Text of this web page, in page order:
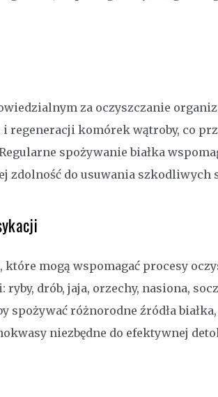
za oczyszczanie
komórek wątroby, co
spożywanie białka
zdolność do usuwania szkodliwych
mogą wspomagać procesy
drób, jaja, orzechy, nasiona,
spożywać różnorodne źródła
niezbędne do efektywnej